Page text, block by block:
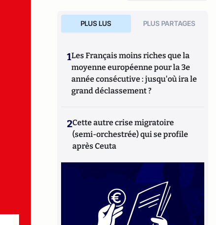
PLUS LUS PLUS PARTAGES
1Les Français moins riches que la
moyenne européenne pour la 3e
année consécutive : jusqu'où ira le
grand déclassement ?
2Cette autre crise migratoire
(semi-orchestrée) qui se profile
après Ceuta